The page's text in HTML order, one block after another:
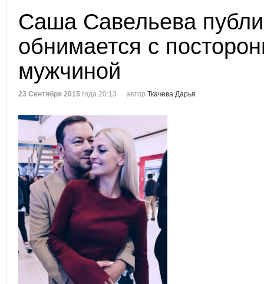
Саша Савельева
обнимается с
мужчиной
23 Сентября 2015 года 20:13 автор Ткачева Дарья